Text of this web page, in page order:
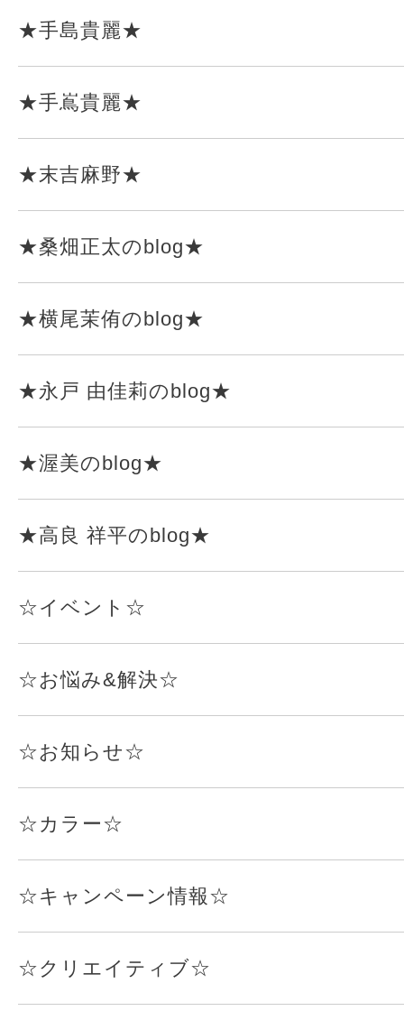
★手島貴麗★
★手嶌貴麗★
★末吉麻野★
★桑畑正太のblog★
★横尾茉侑のblog★
★永戸 由佳莉のblog★
★渥美のblog★
★高良 祥平のblog★
☆イベント☆
☆お悩み&解決☆
☆お知らせ☆
☆カラー☆
☆キャンペーン情報☆
☆クリエイティブ☆